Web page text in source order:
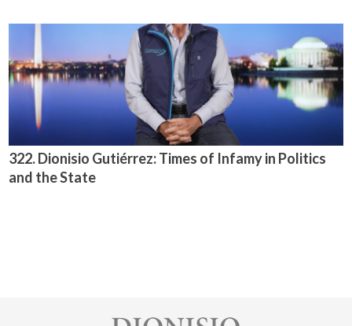
322. Dionisio Gutiérrez: Times of Infamy in Politics
and the State